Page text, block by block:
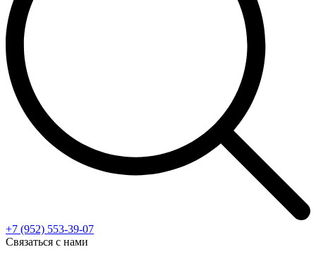
+7 (952) 553-39-07
Связаться с нами